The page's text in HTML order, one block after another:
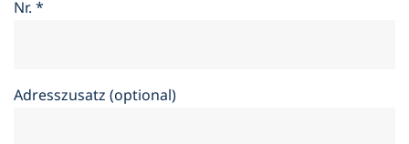
Nr. *
Adresszusatz (optional)